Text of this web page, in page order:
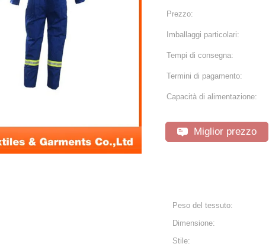
Prezzo:
Imballaggi particolari:
Tempi di consegna:
Termini di pagamento:
Capacità di alimentazione:
Miglior prezzo
Peso del tessuto:
Dimensione:
Stile: